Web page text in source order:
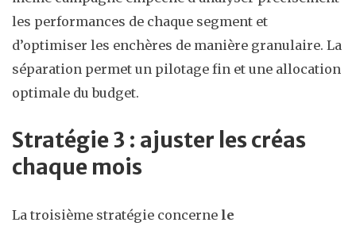
les performances de chaque segment et
d’optimiser les enchères de manière granulaire. La
séparation permet un pilotage fin et une allocation
optimale du budget.
Stratégie 3 : ajuster les créas
chaque mois
La troisième stratégie concerne le